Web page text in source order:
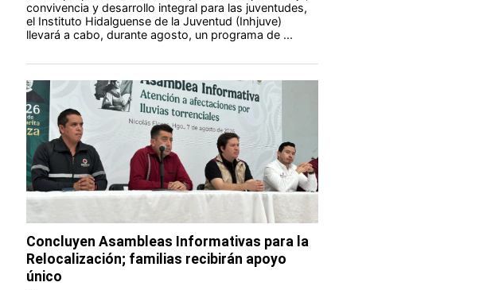
convivencia y desarrollo integral para las juventudes,
el Instituto Hidalguense de la Juventud (Inhjuve)
llevará a cabo, durante agosto, un programa de ...
Concluyen Asambleas Informativas para la
Relocalización; familias recibirán apoyo
único